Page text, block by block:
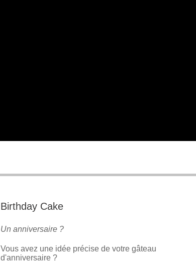
Birthday Cake
Un anniversaire ?
Vous avez une idée précise de votre gâteau
d'anniversaire ?